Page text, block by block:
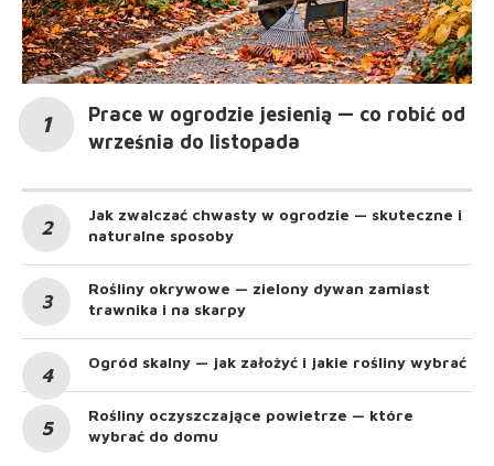
Prace w ogrodzie jesienią — co robić od
września do listopada
Jak zwalczać chwasty w ogrodzie — skuteczne i
naturalne sposoby
Rośliny okrywowe — zielony dywan zamiast
trawnika i na skarpy
Ogród skalny — jak założyć i jakie rośliny wybrać
Rośliny oczyszczające powietrze — które
wybrać do domu